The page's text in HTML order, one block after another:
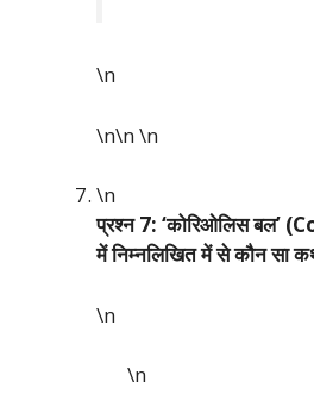
\n
\n\n\n
\n
प्रश्न 7: ‘कोरिओलिस बल’
में निम्नलिखित में से कौन सा
\n
\n